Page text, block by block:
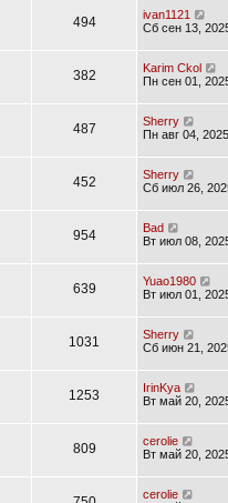
494
ivan1121
Сб сен 13,
382
Karim Ckol
Пн сен 01,
487
Sherry
Пн авг 04,
452
Sherry
Сб июл 26,
954
Bad
Вт июл 08,
639
Yuao1980
Вт июл 01,
1031
Sherry
Сб июн 21,
1253
IrinKya
Вт май 20,
809
cerolie
Вт май 20,
cerolie